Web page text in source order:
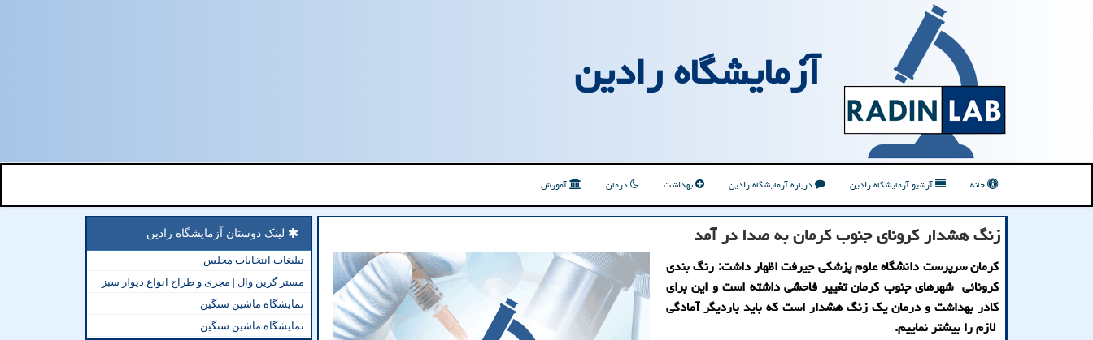
آزمایشگاه رادین
خانه آرشیو آزمایشگاه رادین درباره آزمایشگاه رادین بهداشت درمان آموزش
زنگ هشدار کرونای جنوب کرمان به صدا در آمد
کرمان سرپرست دانشگاه علوم پزشکی جیرفت اظهار داشت: رنگ بندی
کرونائی شهرهای جنوب کرمان تغییر فاحشی داشته است و این برای
کادر بهداشت و درمان یک زنگ هشدار است که باید باردیگر آمادگی
لازم را بیشتر نماییم.
لینک دوستان آزمایشگاه رادین
تبلیغات انتخابات مجلس
مستر گرین وال | مجری و طراح انواع دیوار سبز
نمایشگاه ماشین سنگین
نمایشگاه ماشین سنگین